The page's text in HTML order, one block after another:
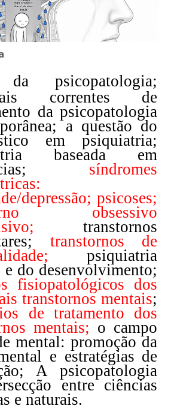
psicopatologia;
correntes de
da psicopatologia
a questão do
em psiquiatria;
baseada em
síndromes
depressão; psicoses;
obsessivo
transtornos
transtornos de
psiquiatria
do desenvolvimento;
fisiopatológicos dos
transtornos mentais;
de tratamento dos
mentais; o campo
mental: promoção da
e estratégias de
A psicopatologia
entre ciências
e naturais.